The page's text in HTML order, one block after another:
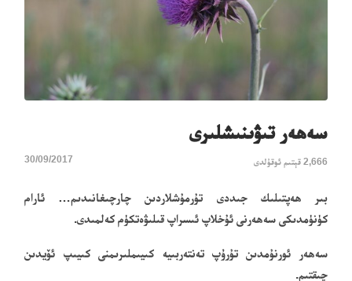
سەھەر تىۋىنىشلىرى
30/09/2017 2,666 قېتىم ئوقۇلدى
بىر ھەپتىلىك جىددى تۇرمۇشلاردىن چارچىغانىدىم… ئارام
كۈنۈمدىكى سەھەرنى ئۇخلاپ ئىسراپ قىلىۋەتكۈم كەلمىدى.
سەھەر ئورنۇمدىن تۇرۇپ تەنتەربىيە كىيىملىرىمنى كىيىپ ئۆيدىن
چىقتىم.